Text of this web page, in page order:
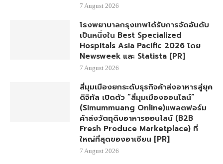
7 August 2026
โรงพยาบาลกรุงเทพได้รับการจัดอันดับ
เป็นหนึ่งใน Best Specialized
Hospitals Asia Pacific 2026 โดย
Newsweek และ Statista [PR]
7 August 2026
สี่มุมเมืองยกระดับธุรกิจค้าส่งอาหารสู่ยุค
ดิจิทัล เปิดตัว “สี่มุมเมืองออนไลน์”
(Simummuang Online)แพลตฟอร์ม
ค้าส่งวัตถุดิบอาหารออนไลน์ (B2B
Fresh Produce Marketplace) ที่
ใหญ่ที่สุดของอาเซียน [PR]
7 August 2026